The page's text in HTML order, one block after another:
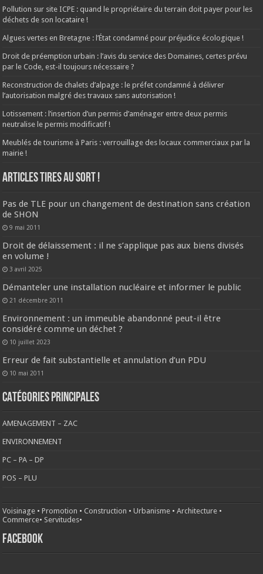
Pollution sur site ICPE : quand le propriétaire du terrain doit payer pour les
déchets de son locataire !
Algues vertes en Bretagne : l’État condamné pour préjudice écologique !
Droit de préemption urbain : l’avis du service des Domaines, certes prévu
par le Code, est-il toujours nécessaire ?
Reconstruction de chalets d’alpage : le préfet condamné à délivrer
l’autorisation malgré des travaux sans autorisation !
Lotissement : l’insertion d’un permis d’aménager entre deux permis
neutralise le permis modificatif !
Meublés de tourisme à Paris : verrouillage des locaux commerciaux par la
mairie !
ARTICLES TIRES AU SORT !
Pas de TLE pour un changement de destination sans création
de SHON
9 mai 2011
Droit de délaissement : il ne s’applique pas aux biens divisés
en volume !
3 avril 2025
Démanteler une installation nucléaire et informer le public
21 décembre 2011
Environnement : un immeuble abandonné peut-il être
considéré comme un déchet ?
10 juillet 2023
Erreur de fait substantielle et annulation d’un PDU
10 mai 2011
CATÉGORIES PRINCIPALES
AMENAGEMENT – ZAC
ENVIRONNEMENT
PC – PA – DP
POS – PLU
Voisinage •Promotion •Construction •Urbanisme •Architecture •
Commerce• Servitudes•
FACEBOOK